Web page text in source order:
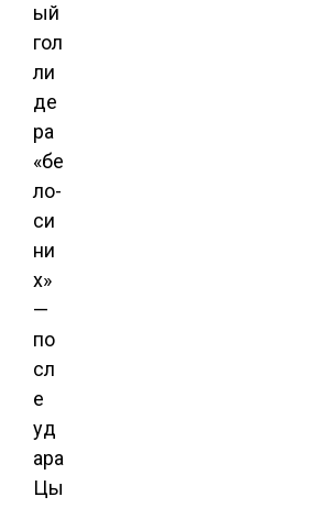
ый
гол
ли
де
ра
«бе
ло-
си
ни
х»
—
по
сл
е
уд
ара
Цы